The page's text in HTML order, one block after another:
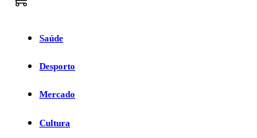
Saúde
Desporto
Mercado
Cultura